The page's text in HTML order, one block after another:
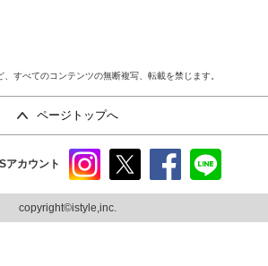
すべてのコンテンツの無断複写、転載を禁じます。
ページトップへ
アカウント
ram
copyright©istyle,inc.